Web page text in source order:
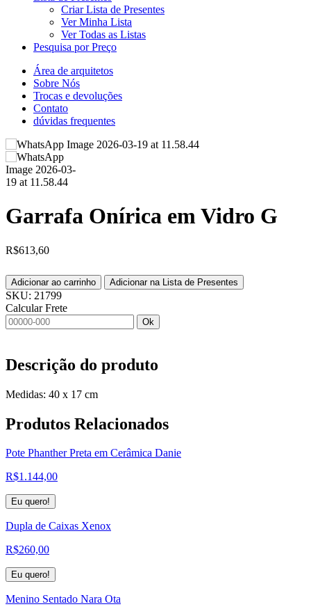
Criar Lista de Presentes
Ver Minha Lista
Ver Todas as Listas
Pesquisa por Preço
Área de arquitetos
Sobre Nós
Trocas e devoluções
Contato
dúvidas frequentes
Garrafa Onírica em Vidro G
R$613,60
Adicionar ao carrinho Adicionar na Lista de Presentes
SKU: 21799
Calcular Frete
Ok
Descrição do produto
Medidas: 40 x 17 cm
Produtos Relacionados
Pote Phanther Preta em Cerâmica Danie
R$1.144,00
Eu quero!
Dupla de Caixas Xenox
R$260,00
Eu quero!
Menino Sentado Nara Ota